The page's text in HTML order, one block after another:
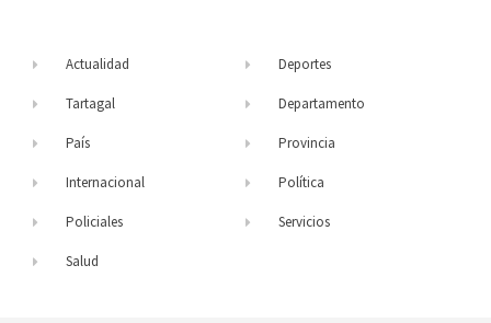
Actualidad
Tartagal
País
Internacional
Policiales
Salud
Deportes
Departamento
Provincia
Política
Servicios